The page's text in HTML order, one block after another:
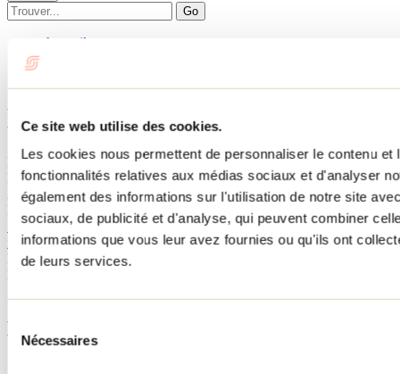
Ce site web utilise des cookies.
Les cookies nous permettent de personnaliser le contenu
fonctionnalités relatives aux médias sociaux et d'analyser
également des informations sur l'utilisation de notre site
sociaux, de publicité et d'analyse, qui peuvent combiner
informations que vous leur avez fournies ou qu'ils ont
de leurs services.
Sélection
Nécessaires
Go
Accueil
LE URBAIN
Notre-Dame-de-la-Merci
LE URBAIN
2007 chemin des Roselins
Notre-Dame-de-la-Merci, QC J0T2A0
514 776-7688
info@le-urbain.ca
No d'enregistrement297928
Besoin d'information?
Menu pied de page